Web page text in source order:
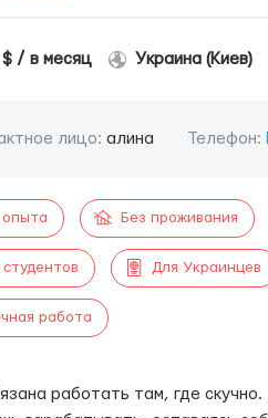
/ в месяц Украина (Киев)
лицо: алина Телефон:
опыта Без проживания
Для Украинцев
работа
работать там, где скучно.